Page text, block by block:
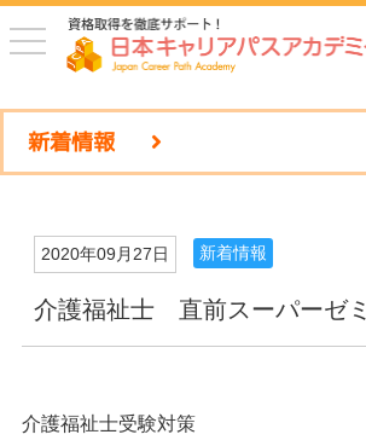
toggle
navigation
新着情報
2020年09月27日 新着情報
介護福祉士 直前スーパーゼミ
介護福祉士受験対策